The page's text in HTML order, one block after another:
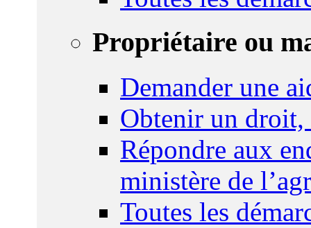
Propriétaire ou
Demander une
Obtenir un droit,
Répondre aux
ministère de
Toutes les